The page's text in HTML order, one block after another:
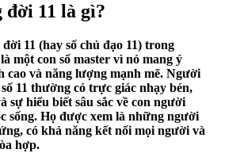
đời 11 là gì?
11 (hay số chủ đạo 11) trong
một con số master vì nó mang ý
cao và năng lượng mạnh mẽ. Người
11 thường có trực giác nhạy bén,
sự hiểu biết sâu sắc về con người
sống. Họ được xem là những người
có khả năng kết nối mọi người và
hợp.